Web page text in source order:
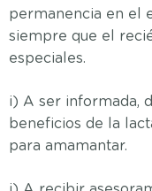
permanencia en el
siempre que el
especiales.
i) A ser informada,
beneficios de la
para amamantar.